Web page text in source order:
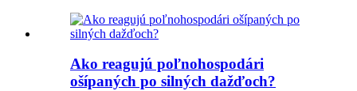
Ako reagujú poľnohospodári
ošípaných po silných dažďoch?